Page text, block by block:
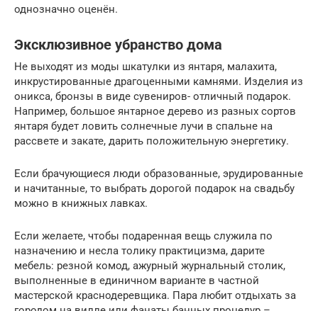
однозначно оценён.
Эксклюзивное убранство дома
Не выходят из моды шкатулки из янтаря, малахита,
инкрустированные драгоценными камнями. Изделия из
оникса, бронзы в виде сувениров- отличный подарок.
Например, большое янтарное дерево из разных сортов
янтаря будет ловить солнечные лучи в спальне на
рассвете и закате, дарить положительную энергетику.
Если брачующиеся люди образованные, эрудированные
и начитанные, то выбрать дорогой подарок на свадьбу
можно в книжных лавках.
Если желаете, чтобы подаренная вещь служила по
назначению и несла толику практицизма, дарите
мебель: резной комод, ажурный журнальный столик,
выполненные в единичном варианте в частной
мастерской краснодеревщика. Пара любит отдыхать за